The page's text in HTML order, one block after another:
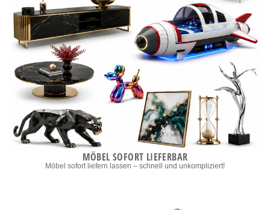
MÖBEL SOFORT LIEFERBAR
Möbel sofort liefern lassen – schnell und unkompliziert!